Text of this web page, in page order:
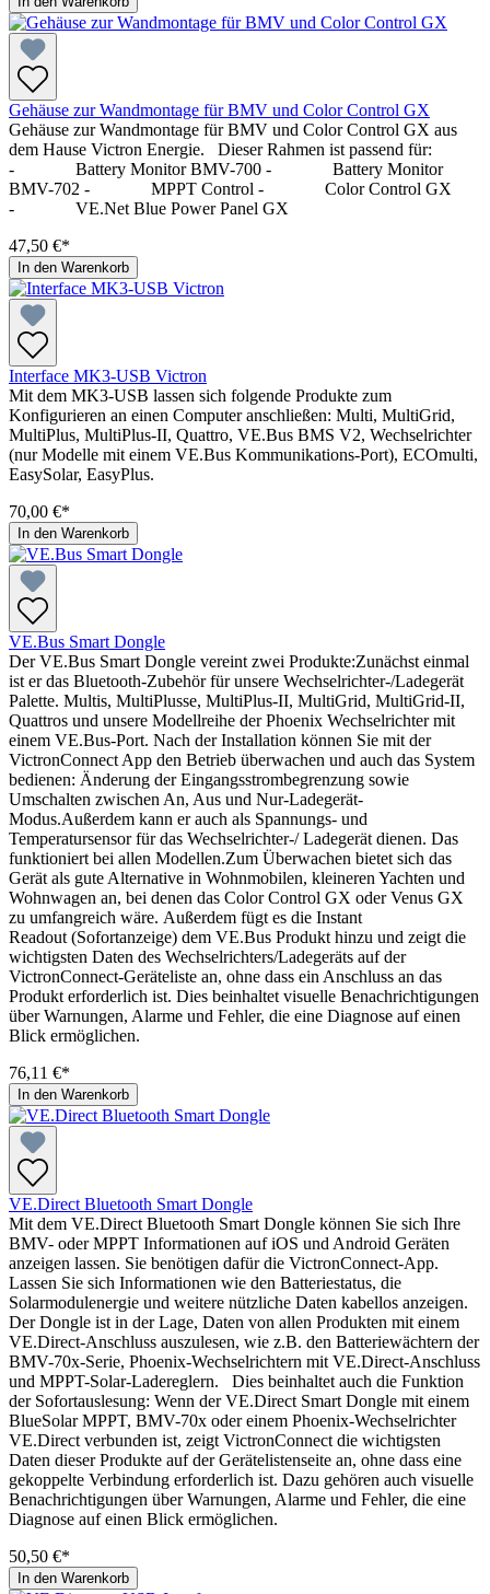
Gehäuse zur Wandmontage für BMV und Color Control GX
Gehäuse zur Wandmontage für BMV und Color Control GX aus
dem Hause Victron Energie. Dieser Rahmen ist passend für:
- Battery Monitor BMV-700 - Battery Monitor
BMV-702 - MPPT Control - Color Control GX
- VE.Net Blue Power Panel GX
47,50 €*
In den Warenkorb
Interface MK3-USB Victron
Mit dem MK3-USB lassen sich folgende Produkte zum
Konfigurieren an einen Computer anschließen: Multi, MultiGrid,
MultiPlus, MultiPlus-II, Quattro, VE.Bus BMS V2, Wechselrichter
(nur Modelle mit einem VE.Bus Kommunikations-Port), ECOmulti,
EasySolar, EasyPlus.
70,00 €*
In den Warenkorb
VE.Bus Smart Dongle
Der VE.Bus Smart Dongle vereint zwei Produkte:Zunächst einmal
ist er das Bluetooth-Zubehör für unsere Wechselrichter-/Ladegerät
Palette. Multis, MultiPlusse, MultiPlus-II, MultiGrid, MultiGrid-II,
Quattros und unsere Modellreihe der Phoenix Wechselrichter mit
einem VE.Bus-Port. Nach der Installation können Sie mit der
VictronConnect App den Betrieb überwachen und auch das System
bedienen: Änderung der Eingangsstrombegrenzung sowie
Umschalten zwischen An, Aus und Nur-Ladegerät-
Modus.Außerdem kann er auch als Spannungs- und
Temperatursensor für das Wechselrichter-/ Ladegerät dienen. Das
funktioniert bei allen Modellen.Zum Überwachen bietet sich das
Gerät als gute Alternative in Wohnmobilen, kleineren Yachten und
Wohnwagen an, bei denen das Color Control GX oder Venus GX
zu umfangreich wäre. Außerdem fügt es die Instant
Readout (Sofortanzeige) dem VE.Bus Produkt hinzu und zeigt die
wichtigsten Daten des Wechselrichters/Ladegeräts auf der
VictronConnect-Geräteliste an, ohne dass ein Anschluss an das
Produkt erforderlich ist. Dies beinhaltet visuelle Benachrichtigungen
über Warnungen, Alarme und Fehler, die eine Diagnose auf einen
Blick ermöglichen.
76,11 €*
In den Warenkorb
VE.Direct Bluetooth Smart Dongle
Mit dem VE.Direct Bluetooth Smart Dongle können Sie sich Ihre
BMV- oder MPPT Informationen auf iOS und Android Geräten
anzeigen lassen. Sie benötigen dafür die VictronConnect-App.
Lassen Sie sich Informationen wie den Batteriestatus, die
Solarmodulenergie und weitere nützliche Daten kabellos anzeigen.
Der Dongle ist in der Lage, Daten von allen Produkten mit einem
VE.Direct-Anschluss auszulesen, wie z.B. den Batteriewächtern der
BMV-70x-Serie, Phoenix-Wechselrichtern mit VE.Direct-Anschluss
und MPPT-Solar-Ladereglern. Dies beinhaltet auch die Funktion
der Sofortauslesung: Wenn der VE.Direct Smart Dongle mit einem
BlueSolar MPPT, BMV-70x oder einem Phoenix-Wechselrichter
VE.Direct verbunden ist, zeigt VictronConnect die wichtigsten
Daten dieser Produkte auf der Gerätelistenseite an, ohne dass eine
gekoppelte Verbindung erforderlich ist. Dazu gehören auch visuelle
Benachrichtigungen über Warnungen, Alarme und Fehler, die eine
Diagnose auf einen Blick ermöglichen.
50,50 €*
In den Warenkorb